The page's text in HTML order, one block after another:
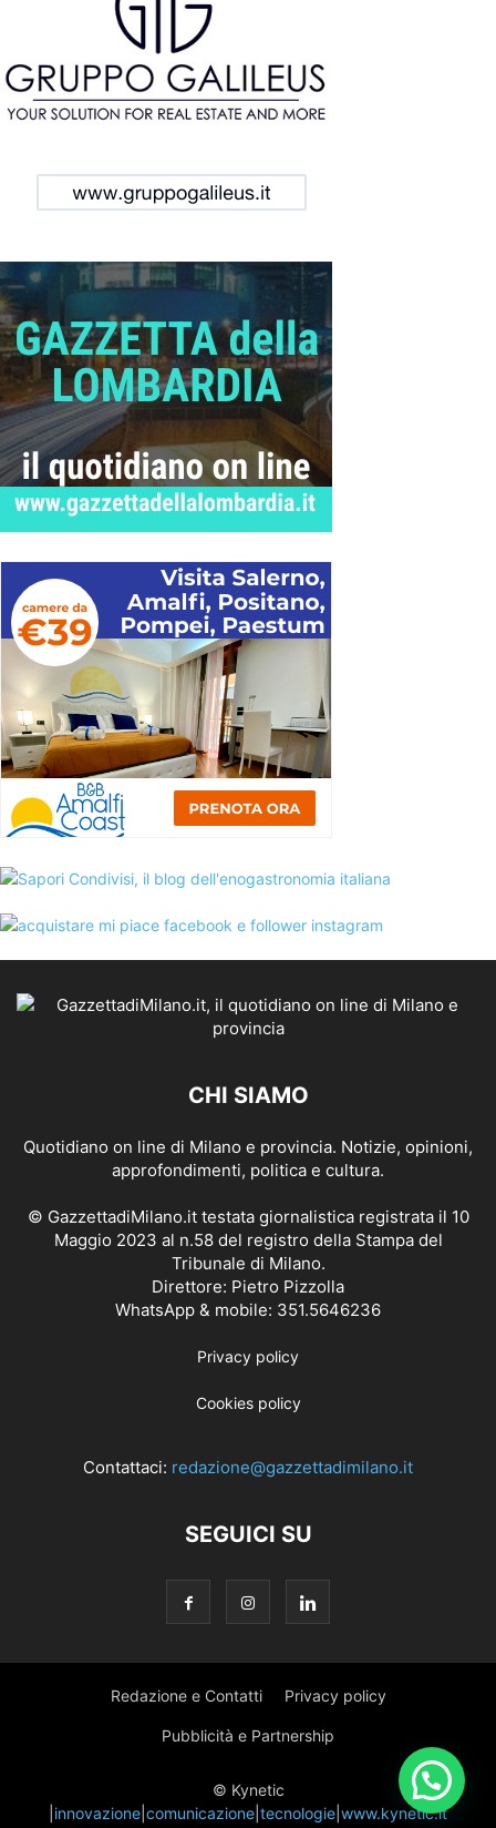
CHI SIAMO
Quotidiano on line di Milano e provincia. Notizie, opinioni,
approfondimenti, politica e cultura.
© GazzettadiMilano.it testata giornalistica registrata il 10
Maggio 2023 al n.58 del registro della Stampa del
Tribunale di Milano.
Direttore: Pietro Pizzolla
WhatsApp & mobile: 351.5646236
Privacy policy
Cookies policy
Contattaci: redazione@gazzettadimilano.it
SEGUICI SU
Redazione e Contatti Privacy policy
Pubblicità e Partnership
© Kynetic
innovazione comunicazione tecnologie www.kynetic.it